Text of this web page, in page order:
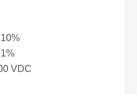
VDC